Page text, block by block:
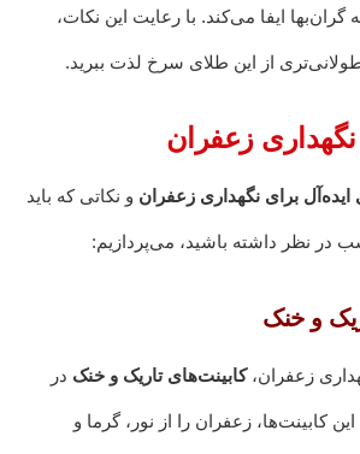
ایفا می‌کند. با رعایت این نکات،
از این طلای سرخ لذت ببرید.
زعفران
برای نگهداری زعفران و نکاتی که باید
در نظر داشته باشید، می‌پردازیم:
زعفران،کابینت‌های تاریک و خنک در
کابینت‌ها، زعفران را از نور، گرما و